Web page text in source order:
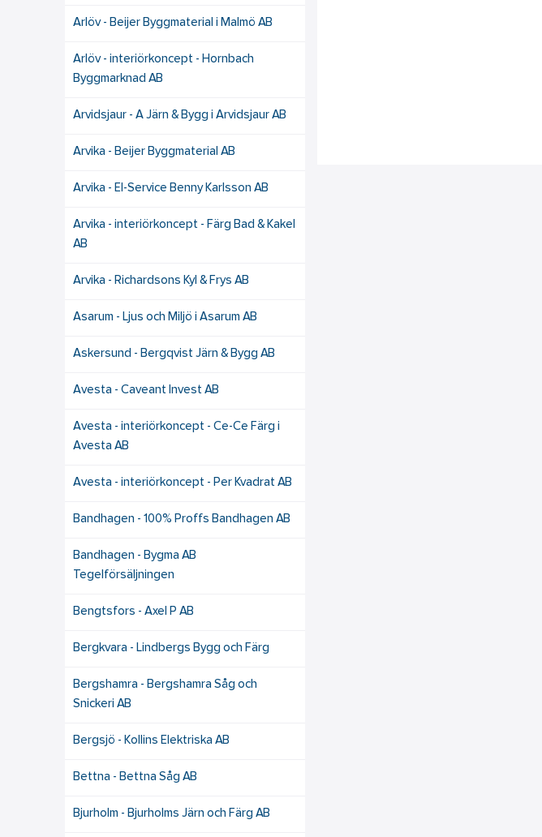
Arlöv - Beijer Byggmaterial i Malmö AB
Arlöv - interiörkoncept - Hornbach
Byggmarknad AB
Arvidsjaur - A Järn & Bygg i Arvidsjaur AB
Arvika - Beijer Byggmaterial AB
Arvika - El-Service Benny Karlsson AB
Arvika - interiörkoncept - Färg Bad & Kakel
AB
Arvika - Richardsons Kyl & Frys AB
Asarum - Ljus och Miljö i Asarum AB
Askersund - Bergqvist Järn & Bygg AB
Avesta - Caveant Invest AB
Avesta - interiörkoncept - Ce-Ce Färg i
Avesta AB
Avesta - interiörkoncept - Per Kvadrat AB
Bandhagen - 100% Proffs Bandhagen AB
Bandhagen - Bygma AB
Tegelförsäljningen
Bengtsfors - Axel P AB
Bergkvara - Lindbergs Bygg och Färg
Bergshamra - Bergshamra Såg och
Snickeri AB
Bergsjö - Kollins Elektriska AB
Bettna - Bettna Såg AB
Bjurholm - Bjurholms Järn och Färg AB